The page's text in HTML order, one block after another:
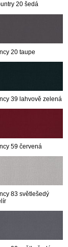
20 šedá
20 taupe
39 lahvově zelená
59 červená
83 světlešedý